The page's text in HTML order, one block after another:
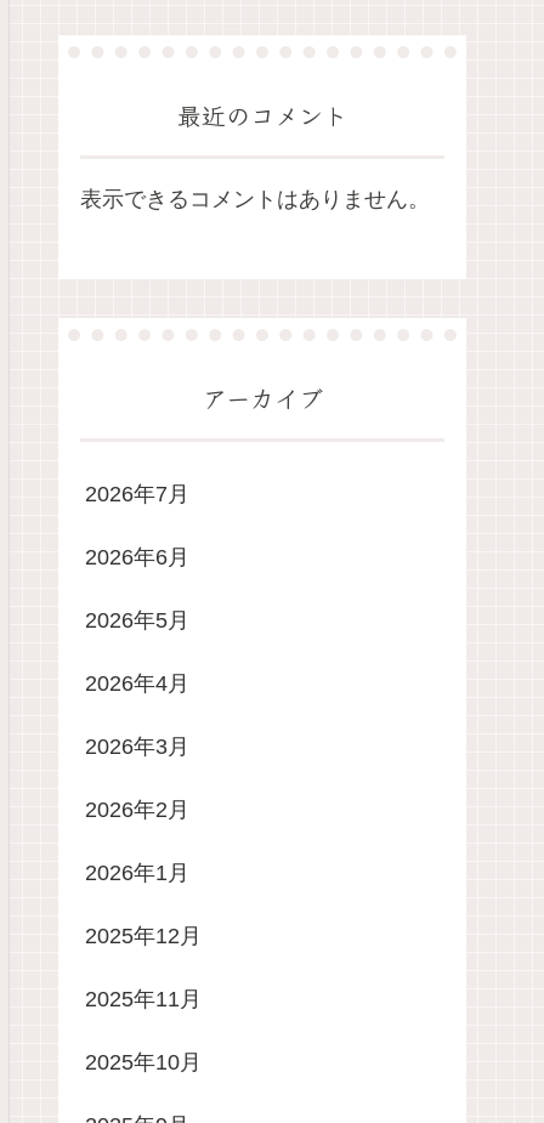
最近のコメント
表示できるコメントはありません。
アーカイブ
2026年7月
2026年6月
2026年5月
2026年4月
2026年3月
2026年2月
2026年1月
2025年12月
2025年11月
2025年10月